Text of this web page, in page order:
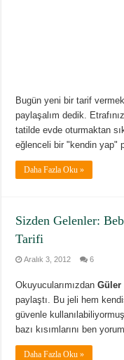
Bugün yeni bir tarif
paylaşalım dedik.
tatilde evde oturmaktan
eğlenceli bir "kendin yap"
Daha Fazla Oku »
Sizden Gelenler:
Tarifi
Aralık 3, 2012 6
OkuyucularımızdanGüler
paylaştı. Bu jeli hem
güvenle
bazı kısımlarını ben
Daha Fazla Oku »